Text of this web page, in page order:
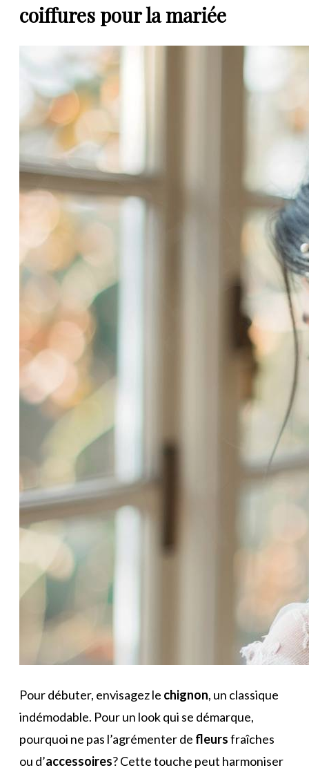
coiffures pour la mariée
Pour débuter, envisagez le chignon, un classique
indémodable. Pour un look qui se démarque,
pourquoi ne pas l’agrémenter de fleursfraîches
ou d’accessoires? Cette touche peut harmoniser